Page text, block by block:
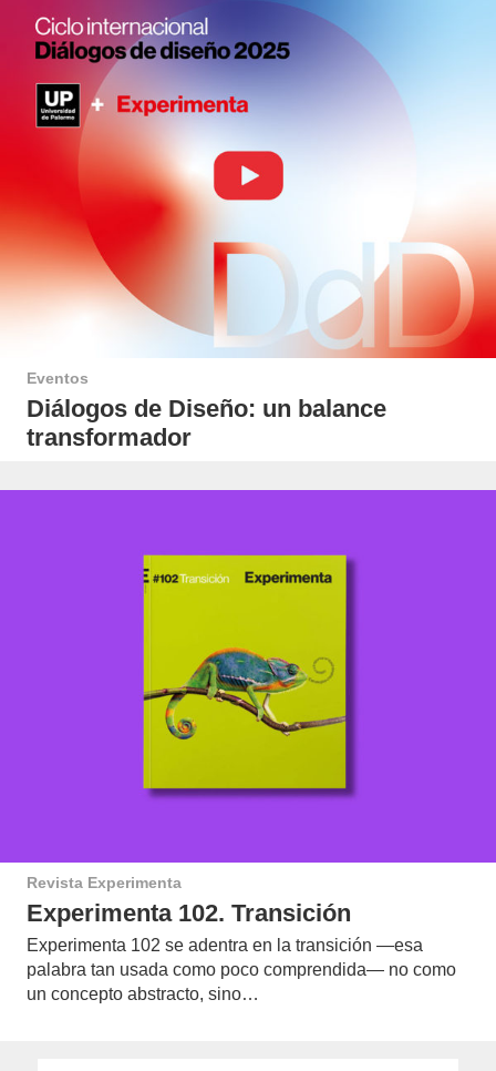
Eventos
Diálogos de Diseño: un balance
transformador
Revista Experimenta
Experimenta 102. Transición
Experimenta 102 se adentra en la transición —esa
palabra tan usada como poco comprendida— no como
un concepto abstracto, sino…